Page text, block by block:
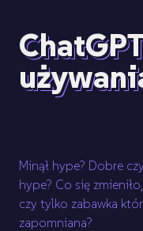
Minął hype? Dobre
hype? Co się
czy tylko zabawka
zapomniana?